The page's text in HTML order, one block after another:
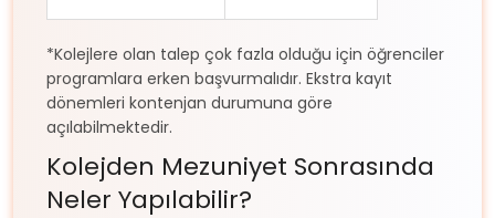
*Kolejlere olan talep çok fazla olduğu için öğrenciler
programlara erken başvurmalıdır. Ekstra kayıt
dönemleri kontenjan durumuna göre
açılabilmektedir.
Kolejden Mezuniyet Sonrasında
Neler Yapılabilir?